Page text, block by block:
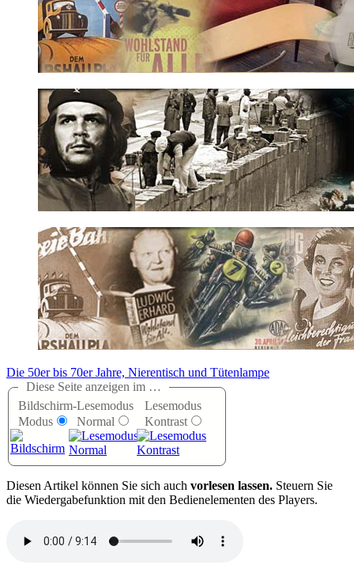
Die 50er bis 70er Jahre, Nierentisch und Tütenlampe
Diese Seite anzeigen im …
Bildschirm-
Modus
Lesemodus
Normal
Lesemodus
Kontrast
Diesen Artikel können Sie sich auch vorlesen lassen. Steuern Sie
die Wiedergabefunktion mit den Bedienelementen des Players.